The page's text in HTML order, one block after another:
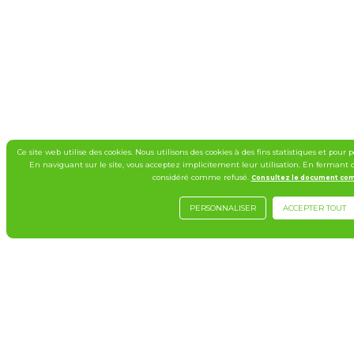
Ce site web utilise des cookies. Nous utilisons des cookies à des fins statistiques et
En naviguant sur le site, vous acceptez implicitement leur utilisation. En fermant
considéré comme refusé. Consultez le document
PERSONNALISER ACCEPTER TOUT